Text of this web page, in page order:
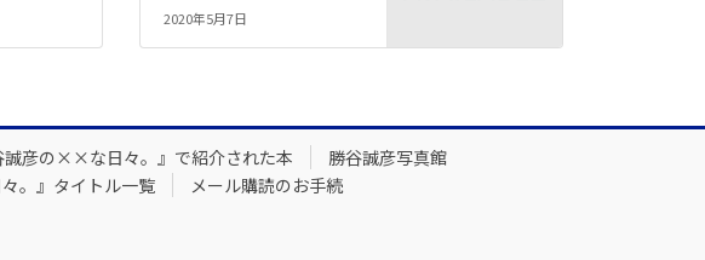
2020年5月7日
誠彦の××な日々。』で紹介された本
勝谷誠彦写真館
。』タイトル一覧
メール購読のお手続